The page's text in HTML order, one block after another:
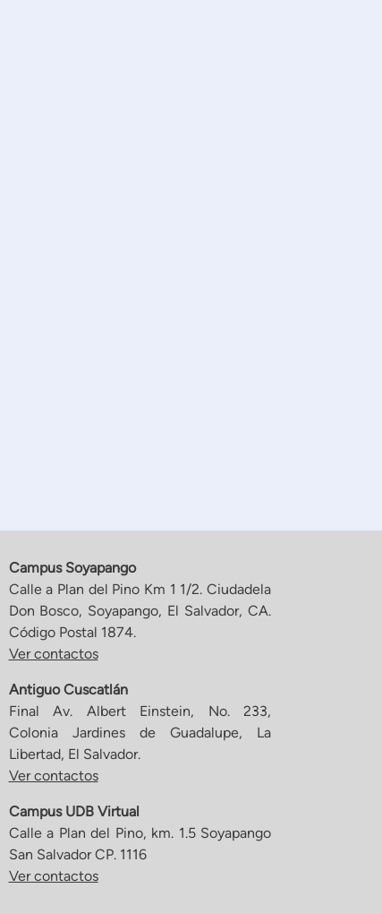
Campus Soyapango
Calle a Plan del Pino Km 1 1/2. Ciudadela
Don Bosco, Soyapango, El Salvador, CA.
Código Postal 1874.
Ver contactos
Antiguo Cuscatlán
Final Av. Albert Einstein, No. 233,
Colonia Jardines de Guadalupe, La
Libertad, El Salvador.
Ver contactos
Campus UDB Virtual
Calle a Plan del Pino, km. 1.5 Soyapango
San Salvador CP. 1116
Ver contactos